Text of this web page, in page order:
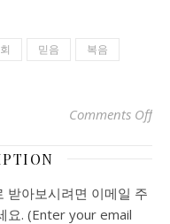
믿음
복음
Comments Offon
받아보시려면 이메일 주
요. (Enter your email